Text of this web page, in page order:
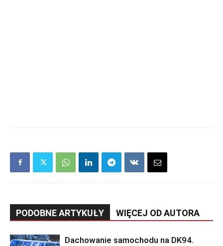
PODOBNE ARTYKUŁY WIĘCEJ OD AUTORA
Dachowanie samochodu na DK94.